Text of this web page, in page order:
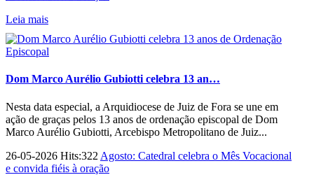
Leia mais
Dom Marco Aurélio Gubiotti celebra 13 an…
Nesta data especial, a Arquidiocese de Juiz de Fora se une em
ação de graças pelos 13 anos de ordenação episcopal de Dom
Marco Aurélio Gubiotti, Arcebispo Metropolitano de Juiz...
26-05-2026 Hits:322 Agosto: Catedral celebra o Mês Vocacional
e convida fiéis à oração